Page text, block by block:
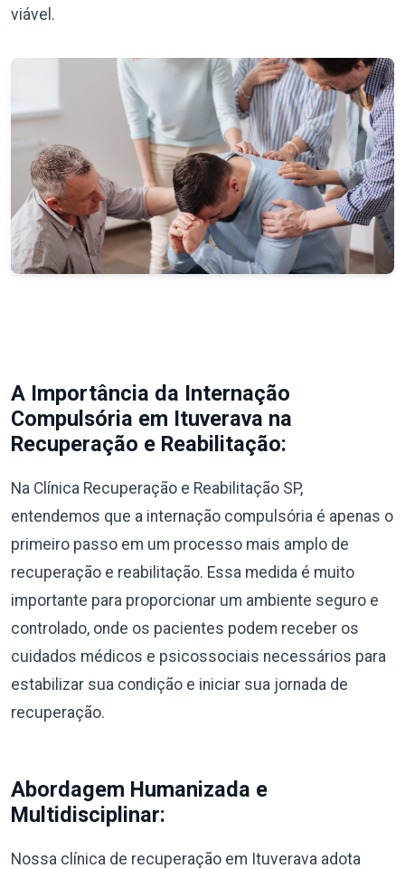
viável.
A Importância da Internação
Compulsória em Ituverava na
Recuperação e Reabilitação:
Na Clínica Recuperação e Reabilitação SP,
entendemos que a internação compulsória é apenas o
primeiro passo em um processo mais amplo de
recuperação e reabilitação. Essa medida é muito
importante para proporcionar um ambiente seguro e
controlado, onde os pacientes podem receber os
cuidados médicos e psicossociais necessários para
estabilizar sua condição e iniciar sua jornada de
recuperação.
Abordagem Humanizada e
Multidisciplinar:
Nossa clínica de recuperação em Ituverava adota